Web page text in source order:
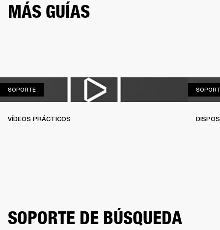
MÁS GUÍAS
SOPORTESOPORTE
VÍDEOS PRÁCTICOS
SOPORTE DE BÚSQUEDA